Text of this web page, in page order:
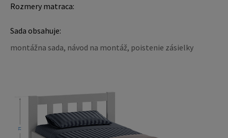
Rozmery matraca:
Sada obsahuje:
montážna sada, návod na montáž, poistenie zásielky